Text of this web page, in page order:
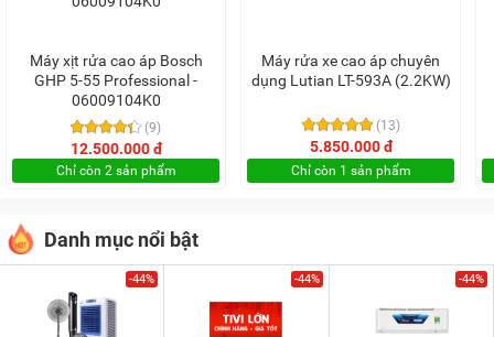
Máy xịt rửa cao áp Bosch
GHP 5-55 Professional -
06009104K0
(9)
12.500.000 đ
Chỉ còn 2 sản phẩm
Máy rửa xe cao áp chuyên
dụng Lutian LT-593A (2.2KW)
(13)
5.850.000 đ
Chỉ còn 1 sản phẩm
Danh mục nổi bật
-44% -44% -44%